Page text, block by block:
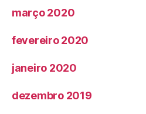
março 2020
fevereiro 2020
janeiro 2020
dezembro 2019